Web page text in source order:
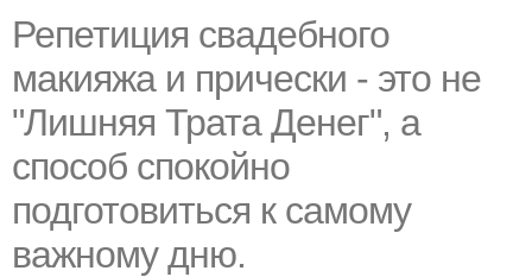
Репетиция свадебного
макияжа и прически - это не
"Лишняя Трата Денег", а
способ спокойно
подготовиться к самому
важному дню.